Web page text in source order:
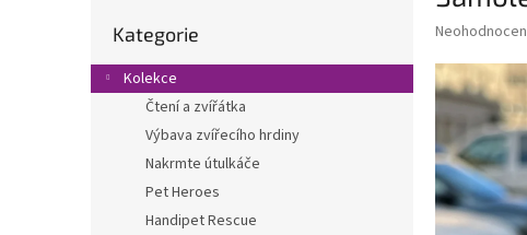
r
a
kategorie
Kategorie
Kolekce
Čtení a zvířátka
Výbava zvířecího hrdiny
Nakrmte útulkáče
Pet Heroes
Handipet Rescue
Průměrné
produktu
je
0,0
5
hvězdiček.